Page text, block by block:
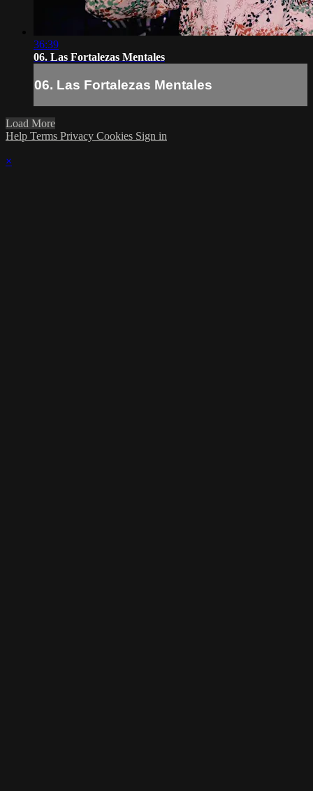
36:39
06. Las Fortalezas Mentales
06. Las Fortalezas Mentales
Load More
Help Terms Privacy Cookies Sign in
×